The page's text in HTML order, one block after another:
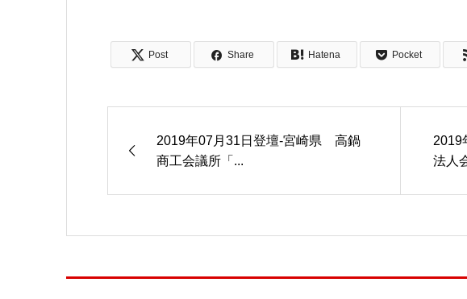
Post Share Hatena Pocket
2019年07月31日登壇-宮崎県 高鍋
商工会議所「...
2019
法人